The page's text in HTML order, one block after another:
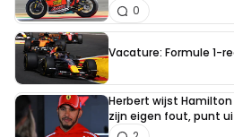
0
Vacature: Formule 1-
Herbert wijst
zijn eigen fout, punt